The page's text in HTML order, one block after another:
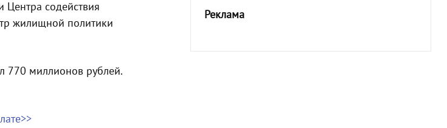
Центра содействия
жилищной политики
770 миллионов рублей.
Реклама